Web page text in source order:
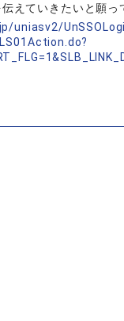
えていきたいと願っ
uniasv2/